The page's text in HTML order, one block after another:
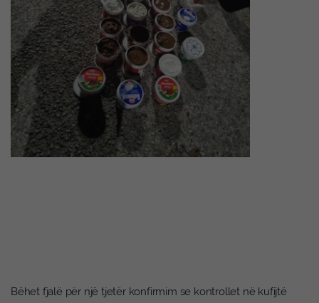
Bëhet fjalë për një tjetër konfirmim se kontrollet në kufijtë